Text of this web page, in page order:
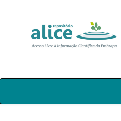
Skip